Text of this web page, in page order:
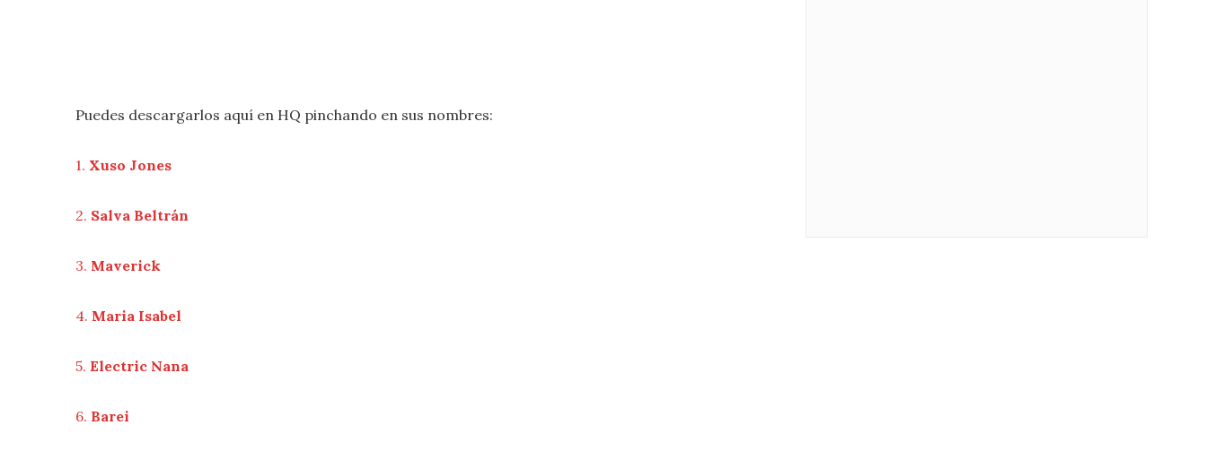
Puedes descargarlos aquí en HQ pinchando en sus nombres:
1. Xuso Jones
2. Salva Beltrán
3. Maverick
4. Maria Isabel
5. Electric Nana
6. Barei